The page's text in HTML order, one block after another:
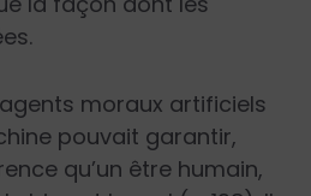
moraux artificiels
pouvait garantir,
qu’un être humain,